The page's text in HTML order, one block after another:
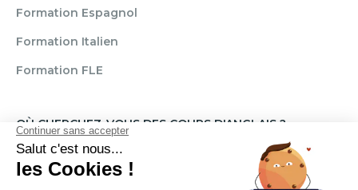
Formation Espagnol
Formation Italien
Formation FLE
OÙ CHERCHEZ-VOUS DES COURS D'ANGLAIS ?
ParisMarseilleLille Grenoble
Angers
NarbonneRouenAix-en-Provence Montpellier
Lyon